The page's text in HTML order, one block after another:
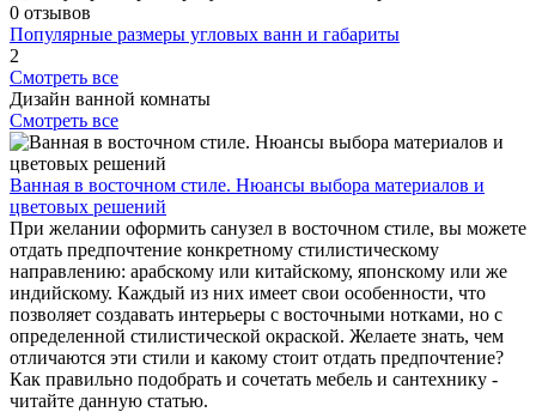
0 отзывов
Популярные размеры угловых ванн и габариты
2
Смотреть все
Дизайн ванной комнаты
Смотреть все
Ванная в восточном стиле. Нюансы выбора материалов и
цветовых решений
При желании оформить санузел в восточном стиле, вы можете
отдать предпочтение конкретному стилистическому
направлению: арабскому или китайскому, японскому или же
индийскому. Каждый из них имеет свои особенности, что
позволяет создавать интерьеры с восточными нотками, но с
определенной стилистической окраской. Желаете знать, чем
отличаются эти стили и какому стоит отдать предпочтение?
Как правильно подобрать и сочетать мебель и сантехнику -
читайте данную статью.